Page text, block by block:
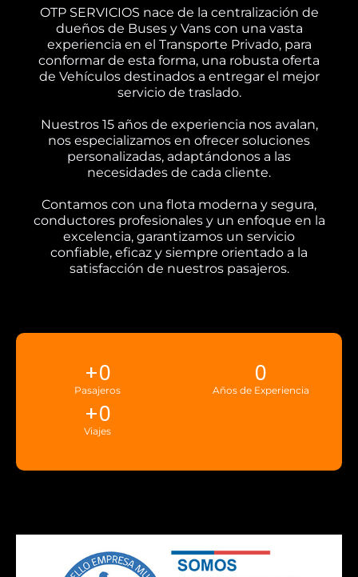
OTP SERVICIOS nace de la centralización de
dueños de Buses y Vans con una vasta
experiencia en el Transporte Privado, para
conformar de esta forma, una robusta oferta
de Vehículos destinados a entregar el mejor
servicio de traslado.
Nuestros 15 años de experiencia nos avalan,
nos especializamos en ofrecer soluciones
personalizadas, adaptándonos a las
necesidades de cada cliente.
Contamos con una flota moderna y segura,
conductores profesionales y un enfoque en la
excelencia, garantizamos un servicio
confiable, eficaz y siempre orientado a la
satisfacción de nuestros pasajeros.
Pasajeros
+0
Años de Experiencia
0
Viajes
+0